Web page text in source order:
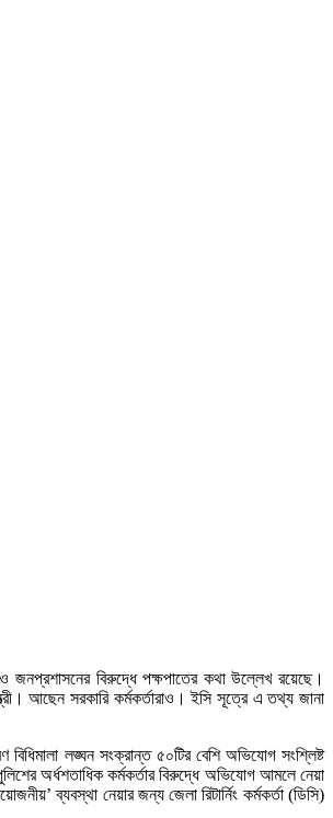
জনপ্রশাসনের বিরুদ্ধে পক্ষপাতের কথা উল্লেখ রয়েছে।
আছেন সরকারি কর্মকর্তারাও। ইসি সূত্রে এ তথ্য জানা
লঙ্ঘন সংক্রান্ত ৫০টির বেশি অভিযোগ সংশ্লিষ্ট
অর্ধশতাধিক কর্মকর্তার বিরুদ্ধে অভিযোগ আমলে নেয়া
ব্যবস্থা নেয়ার জন্য জেলা রিটার্নিং কর্মকর্তা (ডিসি)